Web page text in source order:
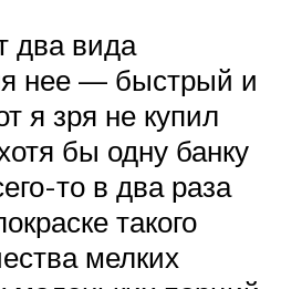
два вида
нее — быстрый и
я зря не купил
бы одну банку
то в два раза
такого
мелких